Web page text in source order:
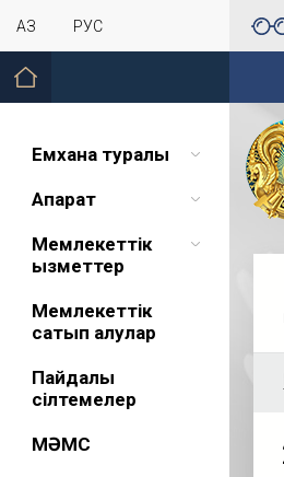
ҚАЗ РУС
Емхана туралы
Ақпарат
Мемлекеттік
қызметтер
Мемлекеттік
сатып алулар
Пайдалы
сілтемелер
МӘМС